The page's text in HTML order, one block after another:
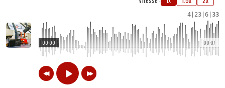
4 23 6 33
00:07
00:00